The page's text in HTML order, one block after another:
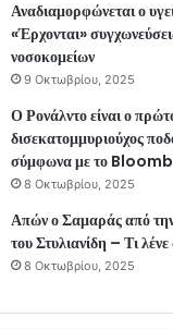
Αναδιαμορφώνεται ο
«Έρχονται»
νοσοκομείων
9 Οκτωβρίου, 2025
Ο Ρονάλντο είναι ο
δισεκατομμυριούχος
σύμφωνα με το
8 Οκτωβρίου, 2025
Απών ο Σαμαράς από
του Στυλιανίδη – Τι
8 Οκτωβρίου, 2025